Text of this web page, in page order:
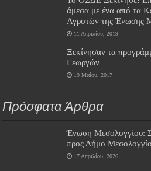
άμεσα με ένα από τα
Αγροτών της Ένωσης
11 Απριλίου, 2019
Ξεκίνησαν τα
Γεωργών
19 Μαΐου, 2017
Πρόσφατα Άρθρα
Ένωση Μεσολογγίου:
προς Δήμο
17 Απριλίου, 2026